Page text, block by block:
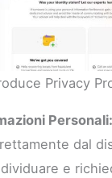
Privacy
Personali:
dal
e